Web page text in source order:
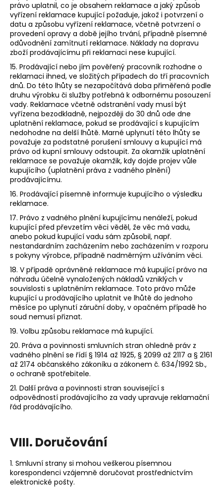
právo uplatnil, co je obsahem reklamace a jaký způsob
vyřízení reklamace kupující požaduje, jakož i potvrzení o
datu a způsobu vyřízení reklamace, včetně potvrzení o
provedení opravy a době jejího trvání, případně písemné
odůvodnění zamítnutí reklamace. Náklady na dopravu
zboží prodávajícímu při reklamaci nese kupující.
15. Prodávající nebo jím pověřený pracovník rozhodne o
reklamaci ihned, ve složitých případech do tří pracovních
dnů. Do této lhůty se nezapočítává doba přiměřená podle
druhu výrobku či služby potřebná k odbornému posouzení
vady. Reklamace včetně odstranění vady musí být
vyřízena bezodkladně, nejpozději do 30 dnů ode dne
uplatnění reklamace, pokud se prodávající s kupujícím
nedohodne na delší lhůtě. Marné uplynutí této lhůty se
považuje za podstatné porušení smlouvy a kupující má
právo od kupní smlouvy odstoupit. Za okamžik uplatnění
reklamace se považuje okamžik, kdy dojde projev vůle
kupujícího (uplatnění práva z vadného plnění)
prodávajícímu.
16. Prodávající písemně informuje kupujícího o výsledku
reklamace.
17. Právo z vadného plnění kupujícímu nenáleží, pokud
kupující před převzetím věci věděl, že věc má vadu,
anebo pokud kupující vadu sám způsobil, např.
nestandardním zacházením nebo zacházením v rozporu
s pokyny výrobce, případně nadměrným užíváním věci.
18. V případě oprávněné reklamace má kupující právo na
náhradu účelně vynaložených nákladů vzniklých v
souvislosti s uplatněním reklamace. Toto právo může
kupující u prodávajícího uplatnit ve lhůtě do jednoho
měsíce po uplynutí záruční doby, v opačném případě ho
soud nemusí přiznat.
19. Volbu způsobu reklamace má kupující.
20. Práva a povinnosti smluvních stran ohledně práv z
vadného plnění se řídí § 1914 až 1925, § 2099 až 2117 a § 2161
až 2174 občanského zákoníku a zákonem č. 634/1992 Sb.,
o ochraně spotřebitele.
21. Další práva a povinnosti stran související s
odpovědností prodávajícího za vady upravuje reklamační
řád prodávajícího.
VIII. Doručování
1. Smluvní strany si mohou veškerou písemnou
korespondenci vzájemně doručovat prostřednictvím
elektronické pošty.